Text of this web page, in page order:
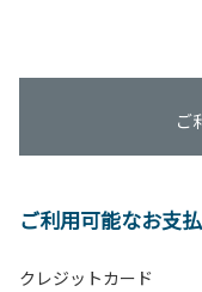
ご
ご利用可能なお支
クレジットカード